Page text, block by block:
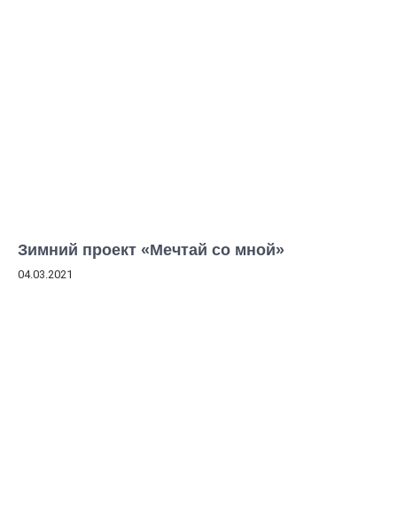
Зимний проект «Мечтай со мной»
04.03.2021